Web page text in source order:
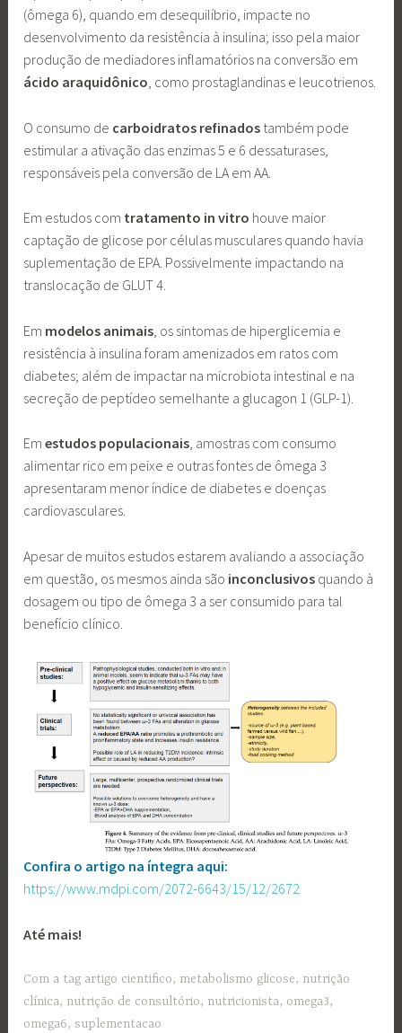
(ômega 6), quando em desequilíbrio, impacte no
desenvolvimento da resistência à insulina; isso pela maior
produção de mediadores inflamatórios na conversão em
ácido araquidônico, como prostaglandinas e leucotrienos.
O consumo de carboidratos refinados também pode
estimular a ativação das enzimas 5 e 6 dessaturases,
responsáveis pela conversão de LA em AA.
Em estudos com tratamento in vitro houve maior
captação de glicose por células musculares quando havia
suplementação de EPA. Possivelmente impactando na
translocação de GLUT 4.
Em modelos animais , os sintomas de hiperglicemia e
resistência à insulina foram amenizados em ratos com
diabetes; além de impactar na microbiota intestinal e na
secreção de peptídeo semelhante a glucagon 1 (GLP-1).
Emestudos populacionais, amostras com consumo
alimentar rico em peixe e outras fontes de ômega 3
apresentaram menor índice de diabetes e doenças
cardiovasculares.
Apesar de muitos estudos estarem avaliando a associação
em questão, os mesmos ainda são inconclusivos quando à
dosagem ou tipo de ômega 3 a ser consumido para tal
benefício clínico.
Confira o artigo na íntegra aqui:
https://www.mdpi.com/2072-6643/15/12/2672
Até mais!
Com a tag artigo cientifico, metabolismo glicose, nutrição
clínica, nutrição de consultório, nutricionista, omega3,
omega6,suplementacao